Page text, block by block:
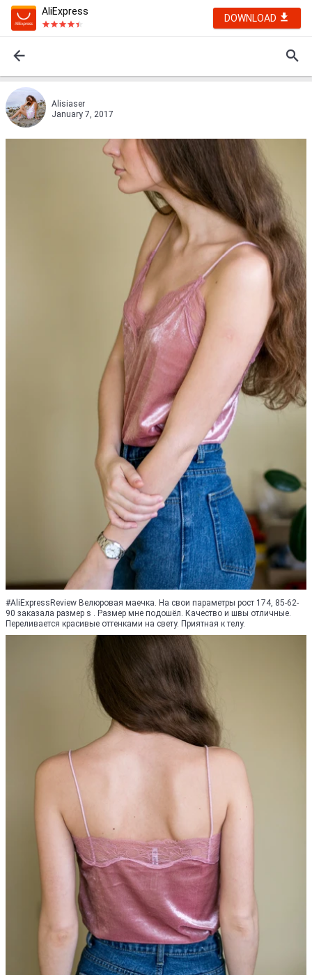
AliExpress
DOWNLOAD
Alisiaser
January 7, 2017
#AliExpressReview Велюровая маечка. На свои параметры рост 174, 85-62-
90 заказала размер s . Размер мне подошёл. Качество и швы отличные.
Переливается красивые оттенками на свету. Приятная к телу.